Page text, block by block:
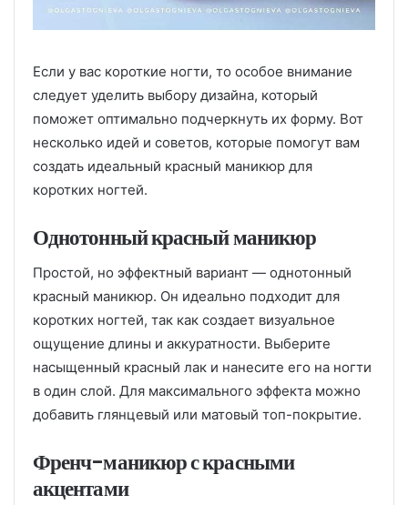
Если у вас короткие ногти, то особое внимание
следует уделить выбору дизайна, который
поможет оптимально подчеркнуть их форму. Вот
несколько идей и советов, которые помогут вам
создать идеальный красный маникюр для
коротких ногтей.
Однотонный красный маникюр
Простой, но эффектный вариант — однотонный
красный маникюр. Он идеально подходит для
коротких ногтей, так как создает визуальное
ощущение длины и аккуратности. Выберите
насыщенный красный лак и нанесите его на ногти
в один слой. Для максимального эффекта можно
добавить глянцевый или матовый топ-покрытие.
Френч-маникюр с красными
акцентами